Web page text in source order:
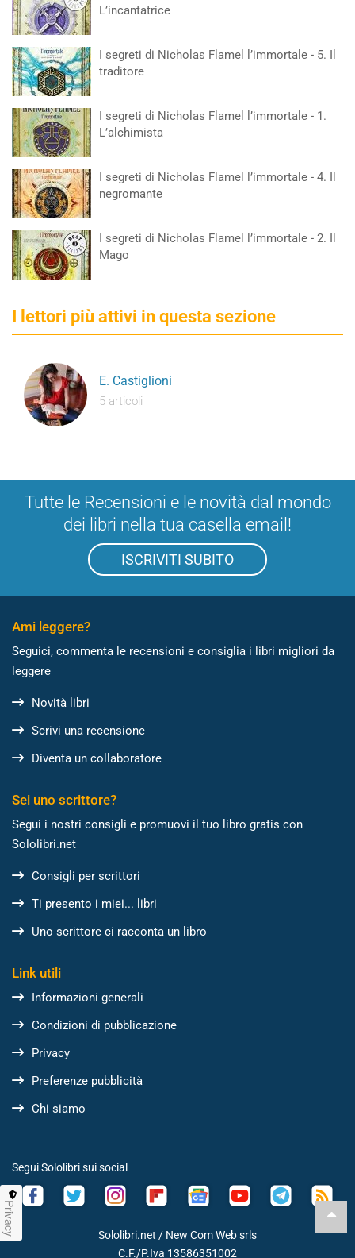
L’incantatrice
I segreti di Nicholas Flamel l’immortale - 5. Il
traditore
I segreti di Nicholas Flamel l’immortale - 1.
L’alchimista
I segreti di Nicholas Flamel l’immortale - 4. Il
negromante
I segreti di Nicholas Flamel l’immortale - 2. Il
Mago
I lettori più attivi in questa sezione
E. Castiglioni
5 articoli
Tutte le Recensioni e le novità dal mondo
dei libri nella tua casella email!
ISCRIVITI SUBITO
Ami leggere?
Seguici, commenta le recensioni e consiglia i libri migliori da
leggere
Novità libri
Scrivi una recensione
Diventa un collaboratore
Sei uno scrittore?
Segui i nostri consigli e promuovi il tuo libro gratis con
Sololibri.net
Consigli per scrittori
Ti presento i miei... libri
Uno scrittore ci racconta un libro
Link utili
Informazioni generali
Condizioni di pubblicazione
Privacy
Preferenze pubblicità
Chi siamo
Segui Sololibri sui social
Sololibri.net / New Com Web srls
C.F./P.Iva 13586351002
Privacy